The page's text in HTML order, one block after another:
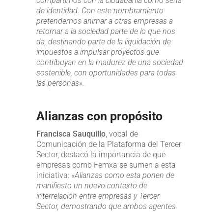
de identidad. Con este nombramiento
pretendemos animar a otras empresas a
retornar a la sociedad parte de lo que nos
da, destinando parte de la liquidación de
impuestos a impulsar proyectos que
contribuyan en la madurez de una sociedad
sostenible, con oportunidades para todas
las personas».
Alianzas con propósito
Francisca Sauquillo , vocal de
Comunicación de la Plataforma del Tercer
Sector, destacó la importancia de que
empresas como Femxa se sumen a esta
iniciativa: «Alianzas como esta ponen de
manifiesto un nuevo contexto de
interrelación entre empresas y Tercer
Sector, demostrando que ambos agentes